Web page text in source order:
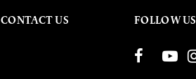
CONTACT US FOLLOW US